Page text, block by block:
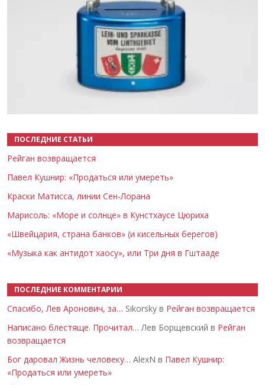
ПОСЛЕДНИЕ СТАТЬИ
Рейган возвращается
Павел Кушнир: «Продаться или умереть»
Краски Матисса, линии Сен-Лорана
Марисоль: «Море и солнце» в Кунстхаусе Цюриха
«Швейцария, страна банков» (и кисельных берегов)
«Музыка как антидот хаосу», или Три дня в Гштааде
ПОСЛЕДНИЕ КОММЕНТАРИИ
Спасибо, Лев Аронович, за… Sikorsky в Рейган возвращается
Написано блестяще. Прочитал… Лев Борщевский в Рейган
возвращается
Бог даровал Жизнь человеку… AlexN в Павел Кушнир:
«Продаться или умереть»